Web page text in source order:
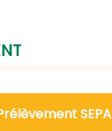
SEPA